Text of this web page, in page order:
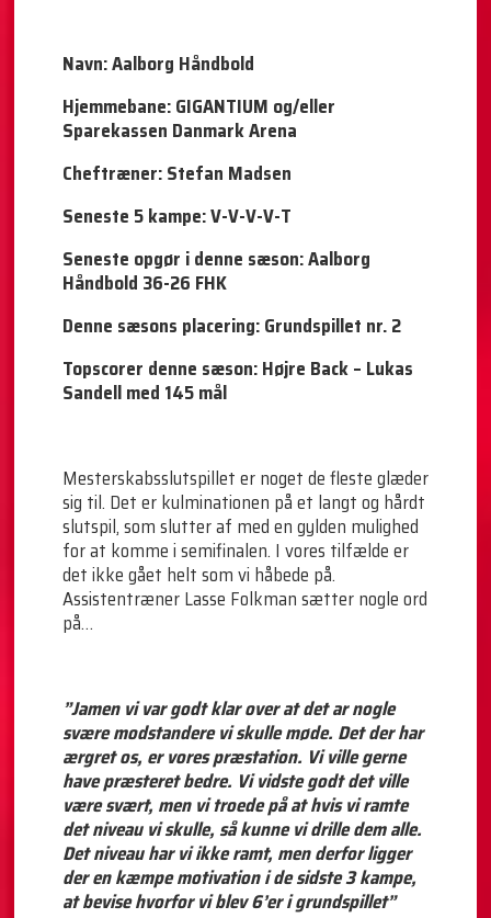
Navn: Aalborg Håndbold
Hjemmebane: GIGANTIUM og/eller
Sparekassen Danmark Arena
Cheftræner: Stefan Madsen
Seneste 5 kampe: V-V-V-V-T
Seneste opgør i denne sæson: Aalborg
Håndbold 36-26 FHK
Denne sæsons placering: Grundspillet nr. 2
Topscorer denne sæson: Højre Back – Lukas
Sandell med 145 mål
Mesterskabsslutspillet er noget de fleste glæder
sig til. Det er kulminationen på et langt og hårdt
slutspil, som slutter af med en gylden mulighed
for at komme i semifinalen. I vores tilfælde er
det ikke gået helt som vi håbede på.
Assistentræner Lasse Folkman sætter nogle ord
på…
”Jamen vi var godt klar over at det ar nogle
svære modstandere vi skulle møde. Det der har
ærgret os, er vores præstation. Vi ville gerne
have præsteret bedre. Vi vidste godt det ville
være svært, men vi troede på at hvis vi ramte
det niveau vi skulle, så kunne vi drille dem alle.
Det niveau har vi ikke ramt, men derfor ligger
der en kæmpe motivation i de sidste 3 kampe,
at bevise hvorfor vi blev 6’er i grundspillet”